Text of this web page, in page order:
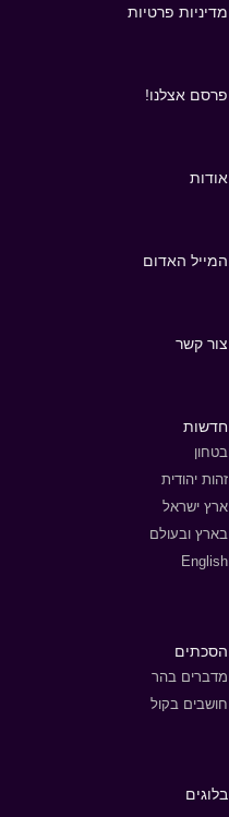
מדיניות פרטיות
פרסם אצלנו!
אודות
המייל האדום
צור קשר
חדשות
בטחון
זהות יהודית
ארץ ישראל
בארץ ובעולם
English
הסכתים
מדברים בהר
חושבים בקול
בלוגים